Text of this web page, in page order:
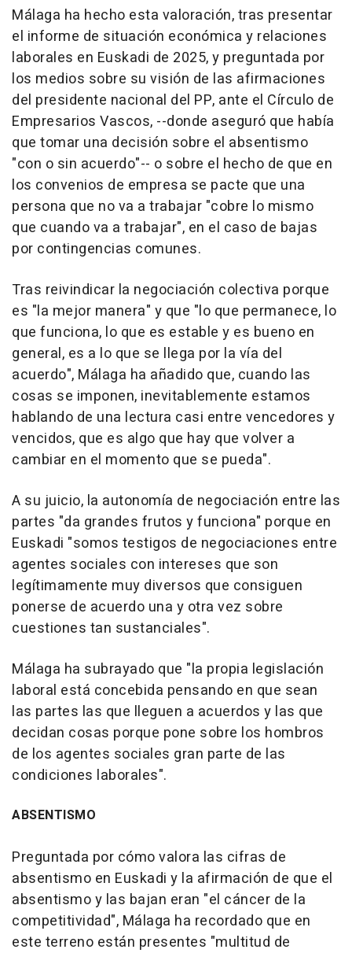
Málaga ha hecho esta valoración, tras presentar
el informe de situación económica y relaciones
laborales en Euskadi de 2025, y preguntada por
los medios sobre su visión de las afirmaciones
del presidente nacional del PP, ante el Círculo de
Empresarios Vascos, --donde aseguró que había
que tomar una decisión sobre el absentismo
"con o sin acuerdo"-- o sobre el hecho de que en
los convenios de empresa se pacte que una
persona que no va a trabajar "cobre lo mismo
que cuando va a trabajar", en el caso de bajas
por contingencias comunes.
Tras reivindicar la negociación colectiva porque
es "la mejor manera" y que "lo que permanece, lo
que funciona, lo que es estable y es bueno en
general, es a lo que se llega por la vía del
acuerdo", Málaga ha añadido que, cuando las
cosas se imponen, inevitablemente estamos
hablando de una lectura casi entre vencedores y
vencidos, que es algo que hay que volver a
cambiar en el momento que se pueda".
A su juicio, la autonomía de negociación entre las
partes "da grandes frutos y funciona" porque en
Euskadi "somos testigos de negociaciones entre
agentes sociales con intereses que son
legítimamente muy diversos que consiguen
ponerse de acuerdo una y otra vez sobre
cuestiones tan sustanciales".
Málaga ha subrayado que "la propia legislación
laboral está concebida pensando en que sean
las partes las que lleguen a acuerdos y las que
decidan cosas porque pone sobre los hombros
de los agentes sociales gran parte de las
condiciones laborales".
ABSENTISMO
Preguntada por cómo valora las cifras de
absentismo en Euskadi y la afirmación de que el
absentismo y las bajan eran "el cáncer de la
competitividad", Málaga ha recordado que en
este terreno están presentes "multitud de